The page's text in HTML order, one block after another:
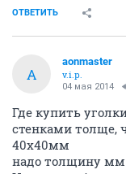
ОТВЕТИТЬ
A
aonmaster
v.i.p.
04 мая 2014
Где купить
стенками толще,
40х40мм
надо толщину мм